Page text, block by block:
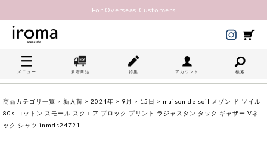
For Overseas Customers
メニュー 新着商品 特集 アカウント 検索
商品カテゴリ一覧 > 新入荷 > 2024年 > 9月 > 15日 > maison de soil メゾン ド ソイル
80s コットン スモール スクエア ブロック プリント ラジャスタン タック ギャザー Vネ
ック シャツ inmds24721